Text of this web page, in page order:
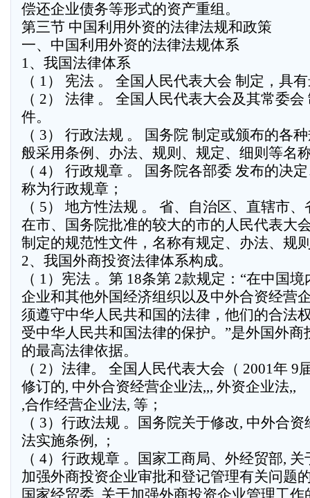
偿还企业债务等形式的资产重组。
第三节 中国利用外资的法律法规和政策
一、中国利用外资的法律法规体系
1、我国法律体系
（ 1） 宪法 。 全国人民代表大会 制定，具
（ 2） 法律 。 全国人民代表大会及其常委
件。
（ 3） 行政法规 。 国务院 制定或颁布的各
般采用条例、办法、规则、规定、细则等名
（ 4） 行政规章 。 国务院各部委 发布的决
称为行政规章；
（ 5） 地方性法规 。 省、自治区、直辖市
在市、国务院批准的较大的市的人民代表大
制定的规范性文件，名称有规定、办法、规
2、我国外商投资法律体系构成。
（ 1）宪法 。第 18条第 2款规定：“在中国
企业和其他外国经济组织以及中外合资经营
须遵守中华人民共和国的法律，他们的合法
受中华人民共和国法律的保护。”是外国外商
的最高法律依据。
（ 2）法律。 全国人民代表大会（ 2001年 9
修订的, 中外合资经营企业法,,, 外资企业法,,
,合作经营企业法, 等；
（ 3）行政法规 。国务院关于修改, 中外合
法实施条例, ；
（ 4）行政规章 。国家工商局、外经贸部,
加强外商投资企业审批和登记管理有关问题
国家经贸委, 关于加强外商投资企业管理工作